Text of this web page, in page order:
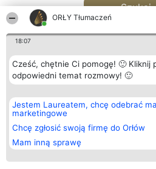
ORŁY Tłumaczeń
18:07
Cześć, chętnie Ci pomogę! 🙂 Kliknij
odpowiedni temat rozmowy! 🙂
Jestem Laureatem, chcę odebrać
marketingowe
Chcę zgłosić swoją firmę do Orłów
Mam inną sprawę
Szukaj
Organizator plebiscytu
Bright Side Solutions sp. z o.
o. sp. k.
ul. Ruska 22
Wrocław 50-079
KRS 0000749100 | Regon
381313360 | NIP 8943132676
Plebiscyt
Laureaci
wszystkich
Laureatów
Regulamin